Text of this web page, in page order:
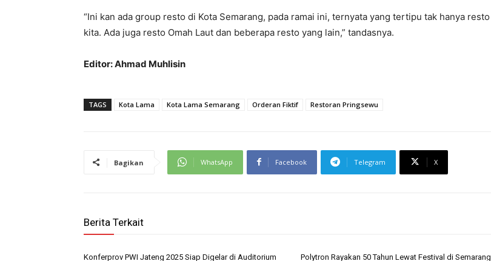
“Ini kan ada group resto di Kota Semarang, pada ramai ini, ternyata yang tertipu tak hanya resto
kita. Ada juga resto Omah Laut dan beberapa resto yang lain,” tandasnya.
Editor: Ahmad Muhlisin
TAGS Kota Lama Kota Lama Semarang Orderan Fiktif Restoran Pringsewu
Bagikan WhatsApp Facebook Telegram X
Berita Terkait
Konferprov PWI Jateng 2025 Siap Digelar di Auditorium Polytron Rayakan 50 Tahun Lewat Festival di Semarang